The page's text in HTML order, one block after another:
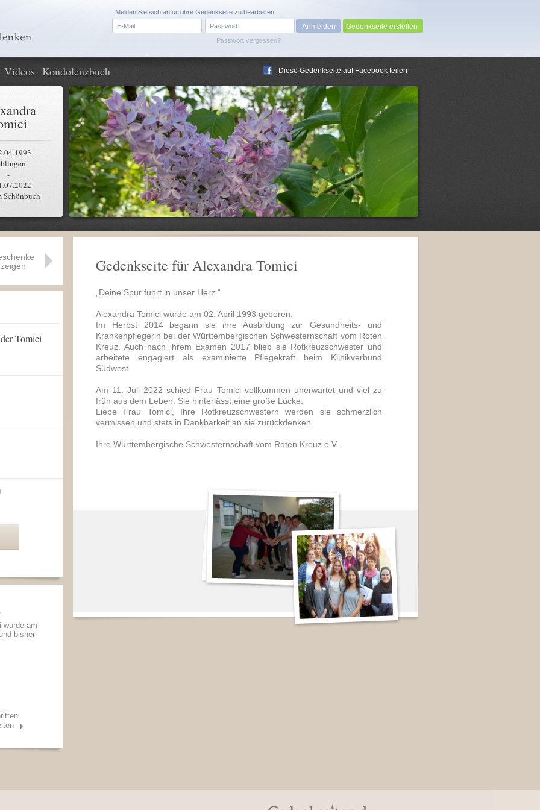
Passwort vergessen?
Melden Sie sich an um ihre Gedenkseite zu bearbeiten
Gedenkseite erstellen
Videos Kondolenzbuch Diese Gedenkseite auf Facebook teilen
-
Schönbuch
Gedenkseite für Alexandra Tomici
„Deine Spur führt in unser Herz.“
Alexandra Tomici wurde am 02. April 1993 geboren.
Im Herbst 2014 begann sie ihre Ausbildung zur Gesundheits- und
Krankenpflegerin bei der Württembergischen Schwesternschaft vom Roten
Kreuz. Auch nach ihrem Examen 2017 blieb sie Rotkreuzschwester und
arbeitete engagiert als examinierte Pflegekraft beim Klinikverbund
Südwest.
Am 11. Juli 2022 schied Frau Tomici vollkommen unerwartet und viel zu
früh aus dem Leben. Sie hinterlässt eine große Lücke.
Liebe Frau Tomici, Ihre Rotkreuzschwestern werden sie schmerzlich
vermissen und stets in Dankbarkeit an sie zurückdenken.
Ihre Württembergische Schwesternschaft vom Roten Kreuz e.V.
Tomici
wurde am
bisher